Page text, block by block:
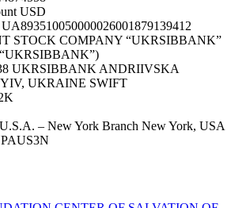
USD
STOCK COMPANY “UKRSIBBANK”
“UKRSIBBANK”)
UKRSIBBANK ANDRIIVSKA
UKRAINE SWIFT
– New York Branch New York, USA